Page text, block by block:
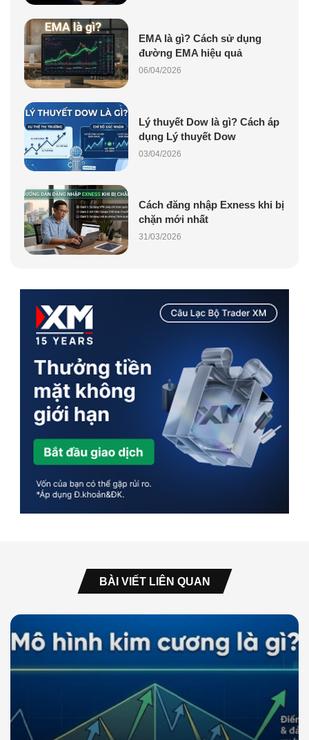
EMA là gì? Cách sử dụng
đường EMA hiệu quả
06/04/2026
Lý thuyết Dow là gì? Cách áp
dụng Lý thuyết Dow
03/04/2026
Cách đăng nhập Exness khi bị
chặn mới nhất
31/03/2026
BÀI VIẾT LIÊN QUAN